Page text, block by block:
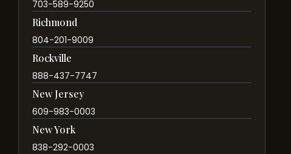
703-589-9250
Richmond
804-201-9009
Rockville
888-437-7747
New Jersey
609-983-0003
New York
838-292-0003